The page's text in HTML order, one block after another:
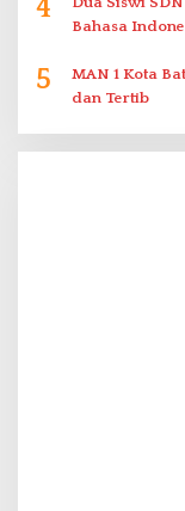
4
Bahasa
5
MAN 1 Kota
dan Tertib